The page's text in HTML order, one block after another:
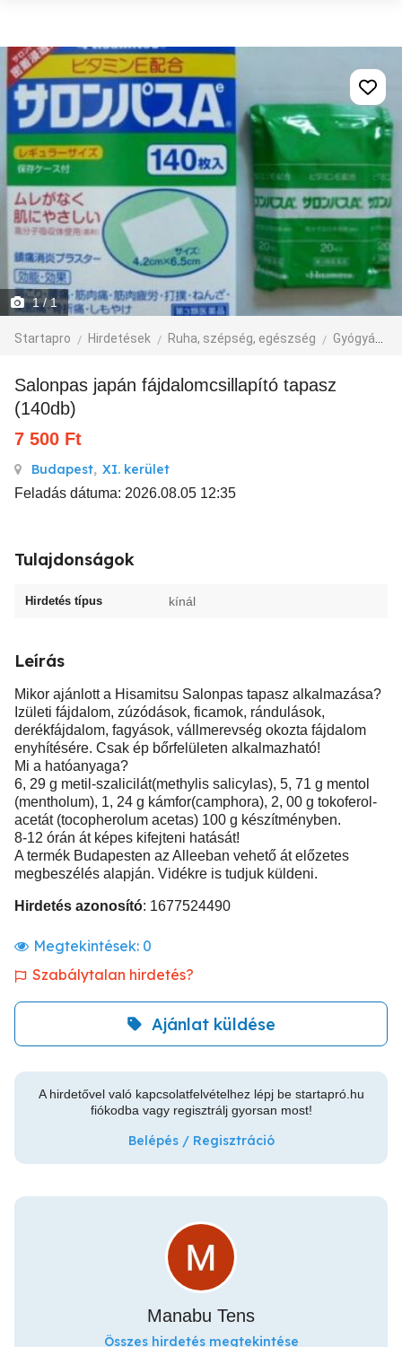
1/ 1
Startapro Hirdetések Ruha, szépség, egészség Gyógyászat
Salonpas japán fájdalomcsillapító tapasz
(140db)
7 500 Ft
Budapest, XI. kerület
Feladás dátuma: 2026.08.05 12:35
Tulajdonságok
Hirdetés típus kínál
Leírás
Mikor ajánlott a Hisamitsu Salonpas tapasz alkalmazása?
Izületi fájdalom, zúzódások, ficamok, rándulások,
derékfájdalom, fagyások, vállmerevség okozta fájdalom
enyhítésére. Csak ép bőrfelületen alkalmazható!
Mi a hatóanyaga?
6, 29 g metil-szalicilát(methylis salicylas), 5, 71 g mentol
(mentholum), 1, 24 g kámfor(camphora), 2, 00 g tokoferol-
acetát (tocopherolum acetas) 100 g készítményben.
8-12 órán át képes kifejteni hatását!
A termék Budapesten az Alleeban vehető át előzetes
megbeszélés alapján. Vidékre is tudjuk küldeni.
Hirdetés azonosító: 1677524490
Megtekintések: 0
Szabálytalan hirdetés?
Ajánlat küldése
A hirdetővel való kapcsolatfelvételhez lépj be startapró.hu
fiókodba vagy regisztrálj gyorsan most!
Belépés / Regisztráció
Manabu Tens
Összes hirdetés megtekintése